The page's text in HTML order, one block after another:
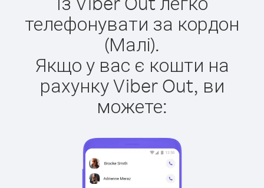
телефонувати за кордон
(Малі).
Якщо у вас є кошти на
рахунку Viber Out, ви
можете: